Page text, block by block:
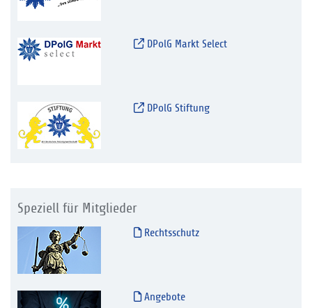
DPolG Markt Select
DPolG Stiftung
Speziell für Mitglieder
Rechtsschutz
Angebote